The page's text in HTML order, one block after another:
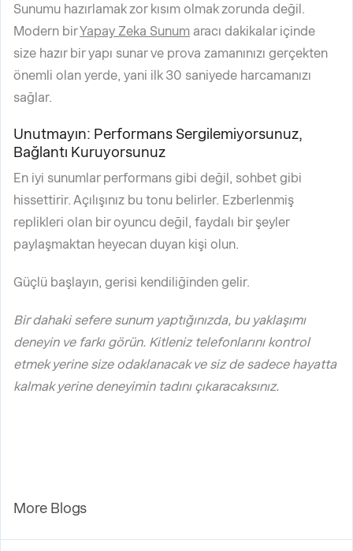
Sunumu hazırlamak zor kısım olmak zorunda değil.
Modern birYapay Zeka Sunum aracı dakikalar içinde
size hazır bir yapı sunar ve prova zamanınızı gerçekten
önemli olan yerde, yani ilk 30 saniyede harcamanızı
sağlar.
Unutmayın: Performans Sergilemiyorsunuz,
Bağlantı Kuruyorsunuz
En iyi sunumlar performans gibi değil, sohbet gibi
hissettirir. Açılışınız bu tonu belirler. Ezberlenmiş
replikleri olan bir oyuncu değil, faydalı bir şeyler
paylaşmaktan heyecan duyan kişi olun.
Güçlü başlayın, gerisi kendiliğinden gelir.
Bir dahaki sefere sunum yaptığınızda, bu yaklaşımı
deneyin ve farkı görün. Kitleniz telefonlarını kontrol
etmek yerine size odaklanacak ve siz de sadece hayatta
kalmak yerine deneyimin tadını çıkaracaksınız.
More Blogs